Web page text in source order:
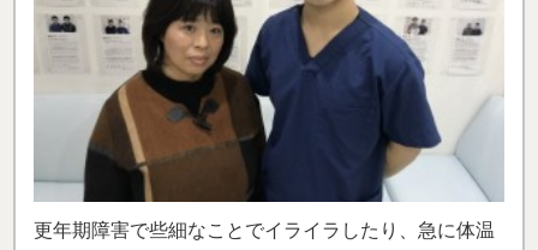
更年期障害で些細なことでイライラしたり、急に体温